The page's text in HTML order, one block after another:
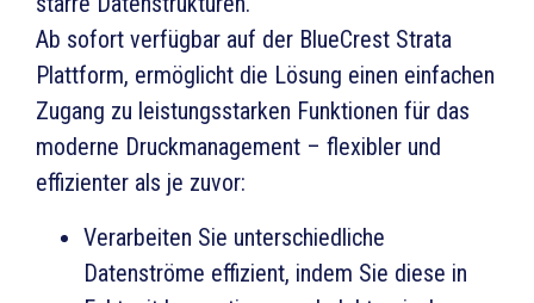
Ab sofort verfügbar auf der BlueCrest Strata
Plattform, ermöglicht die Lösung einen einfachen
Zugang zu leistungsstarken Funktionen für das
moderne Druckmanagement – flexibler und
effizienter als je zuvor:
Verarbeiten Sie unterschiedliche
Datenströme effizient, indem Sie diese in